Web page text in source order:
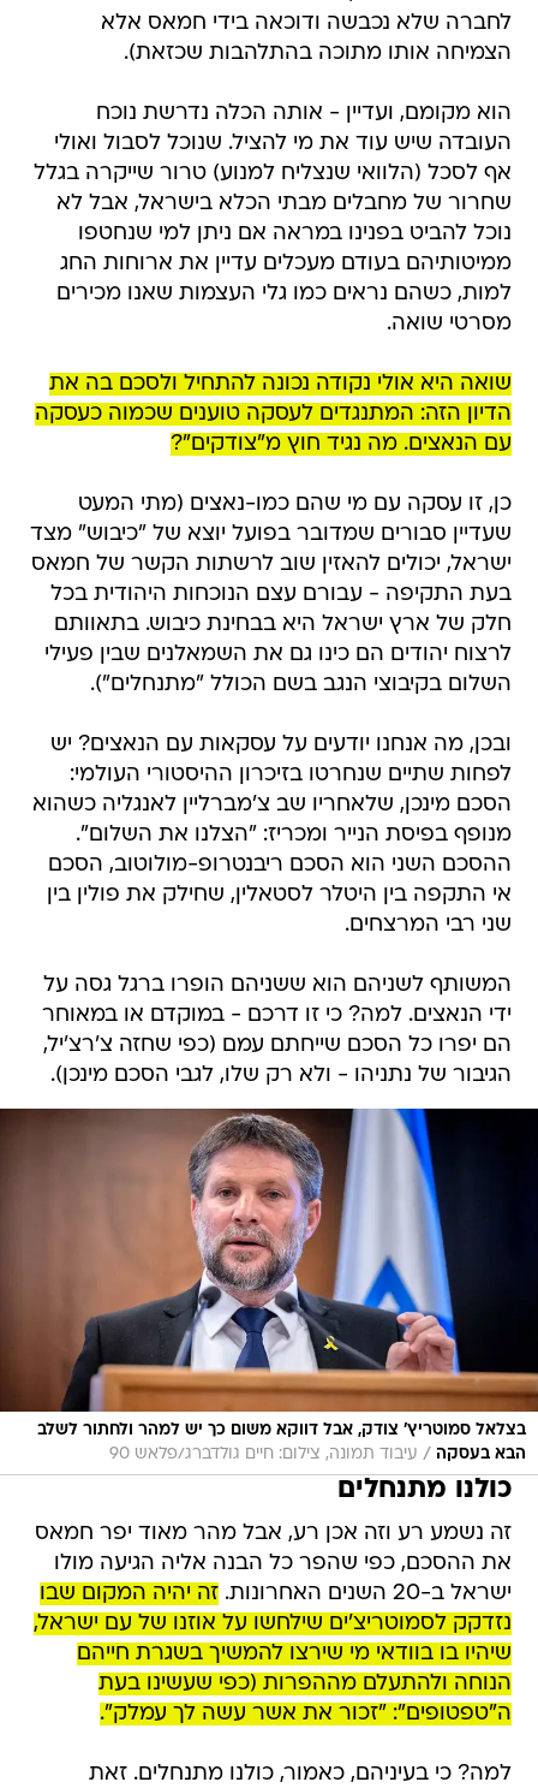
לחברה שלא נכבשה ודוכאה בידי חמאס אלא
הצמיחה אותו מתוכה בהתלהבות שכזאת).
הוא מקומם, ועדיין - אותה הכלה נדרשת נוכח
העובדה שיש עוד את מי להציל. שנוכל לסבול ואולי
אף לסכל (הלוואי שנצליח למנוע) טרור שייקרה בגלל
שחרור של מחבלים מבתי הכלא בישראל, אבל לא
נוכל להביט בפנינו במראה אם ניתן למי שנחטפו
ממיטותיהם בעודם מעכלים עדיין את ארוחות החג
למות, כשהם נראים כמו גלי העצמות שאנו מכירים
מסרטי שואה.
שואה היא אולי נקודה נכונה להתחיל ולסכם בה את
הדיון הזה: המתנגדים לעסקה טוענים שכמוה כעסקה
עם הנאצים. מה נגיד חוץ מ"צודקים"?
כן, זו עסקה עם מי שהם כמו-נאצים (מתי המעט
שעדיין סבורים שמדובר בפועל יוצא של "כיבוש" מצד
ישראל, יכולים להאזין שוב לרשתות הקשר של חמאס
בעת התקיפה - עבורם עצם הנוכחות היהודית בכל
חלק של ארץ ישראל היא בבחינת כיבוש. בתאוותם
לרצוח יהודים הם כינו גם את השמאלנים שבין פעילי
השלום בקיבוצי הנגב בשם הכולל "מתנחלים").
ובכן, מה אנחנו יודעים על עסקאות עם הנאצים? יש
לפחות שתיים שנחרטו בזיכרון ההיסטורי העולמי:
הסכם מינכן, שלאחריו שב צ'מברליין לאנגליה כשהוא
מנופף בפיסת הנייר ומכריז: "הצלנו את השלום".
ההסכם השני הוא הסכם ריבנטרופ-מולוטוב, הסכם
אי התקפה בין היטלר לסטאלין, שחילק את פולין בין
שני רבי המרצחים.
המשותף לשניהם הוא ששניהם הופרו ברגל גסה על
ידי הנאצים. למה? כי זו דרכם - במוקדם או במאוחר
הם יפרו כל הסכם שייחתם עמם (כפי שחזה צ'רצ'יל,
הגיבור של נתניהו - ולא רק שלו, לגבי הסכם מינכן).
בצלאל סמוטריץ' צודק, אבל דווקא משום כך יש למהר ולחתור לשלב
הבא בעסקה / עיבוד תמונה, צילום: חיים גולדברג/פלאש 90
כולנו מתנחלים
זה נשמע רע וזה אכן רע, אבל מהר מאוד יפר חמאס
את ההסכם, כפי שהפר כל הבנה אליה הגיעה מולו
ישראל ב-20 השנים האחרונות.
זה יהיה המקום שבו
נזדקק לסמוטריצ'ים שילחשו על אוזנו של עם ישראל,
שיהיו בו בוודאי מי שירצו להמשיך בשגרת חייהם
הנוחה ולהתעלם מההפרות (כפי שעשינו בעת
ה"טפטופים": "זכור את אשר עשה לך עמלק".
למה? כי בעיניהם, כאמור, כולנו מתנחלים. זאת